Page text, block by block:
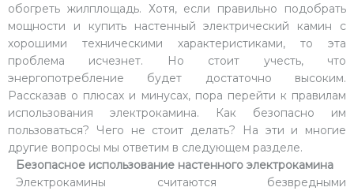
обогреть жилплощадь. Хотя, если правильно подобрать
мощности и купить настенный электрический камин с
хорошими техническими характеристиками, то эта
проблема исчезнет. Но стоит учесть, что
энергопотребление будет достаточно высоким.
Рассказав о плюсах и минусах, пора перейти к правилам
использования электрокамина. Как безопасно им
пользоваться? Чего не стоит делать? На эти и многие
другие вопросы мы ответим в следующем разделе.
Безопасное использование настенного электрокамина
Электрокамины считаются безвредными